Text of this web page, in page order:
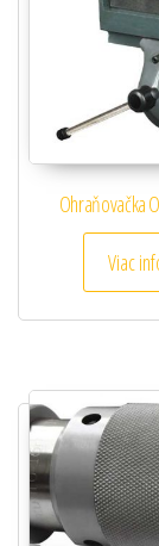
Ohraňovačka
Viac